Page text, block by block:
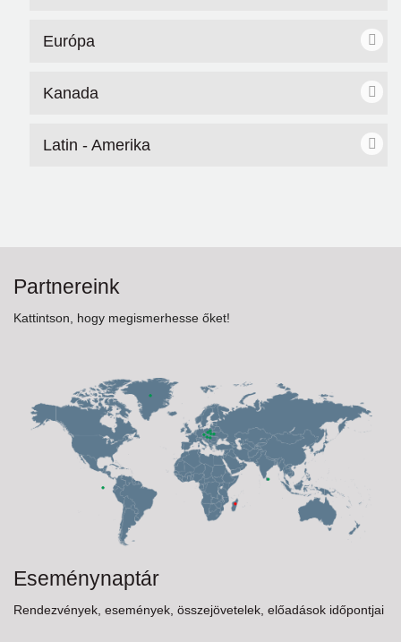
Európa
Kanada
Latin - Amerika
Partnereink
Kattintson, hogy megismerhesse őket!
Eseménynaptár
Rendezvények, események, összejövetelek, előadások időpontjai